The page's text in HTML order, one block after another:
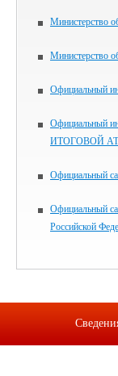
Министерство
Министерство
Официальный
Официальный
ИТОГОВОЙ
Официальный
Официальный
Российской